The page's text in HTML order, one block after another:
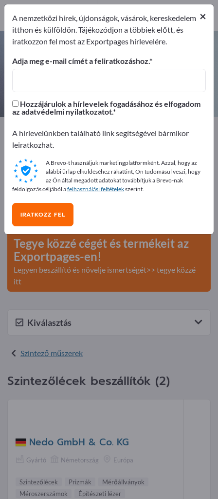
Szintezőlécek – gyártók és
beszállítók keresése
2
Gyártók
Exportpages
Méréstechnika & optika
Optikai mérőkészülékek
Földmérő műszerek
Hirdessen ingyen az Exportpages-
en!
Keresés – Ajánlatok – Használt áruk – Üzleti kapcsolatok
>> kezdje itt
Tegye közzé cégét és termékeit az
Exportpages-en!
Legyen beszállító és növelje ismertségét>> tegye közzé
itt
Kiválasztás
Szintező műszerek
Szintezőlécek beszállítók (2)
Nedo GmbH & Co. KG
Gyártó Németország Európa
Szintezőlécek Prizmák
Mérőállványok
Méroszerszámok
Építészeti lézer
×
A nemzetközi hírek, újdonságok, vásárok, kereskedelem
itthon és külföldön. Tájékozódjon a többiek előtt, és
iratkozzon fel most az Exportpages hírlevelére.
Adja meg e-mail címét a feliratkozáshoz.
Hozzájárulok a hírlevelek fogadásához és elfogadom
az adatvédelmi nyilatkozatot.
A hírlevelünkben található link segítségével bármikor
leiratkozhat.
A Brevo-t használjuk marketingplatformként. Azzal, hogy az
alábbi űrlap elküldéséhez rákattint, Ön tudomásul veszi, hogy
az Ön által megadott adatokat továbbítjuk a Brevo-nak
feldolgozás céljából afelhasználási feltételekszerint.
IRATKOZZ FEL